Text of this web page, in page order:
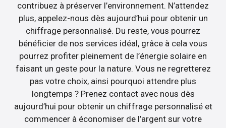
contribuez à préserver l’environnement. N’attendez
plus, appelez-nous dès aujourd’hui pour obtenir un
chiffrage personnalisé. Du reste, vous pourrez
bénéficier de nos services idéal, grâce à cela vous
pourrez profiter pleinement de l’énergie solaire en
faisant un geste pour la nature. Vous ne regretterez
pas votre choix, ainsi pourquoi attendre plus
longtemps ? Prenez contact avec nous dès
aujourd’hui pour obtenir un chiffrage personnalisé et
commencer à économiser de l’argent sur votre